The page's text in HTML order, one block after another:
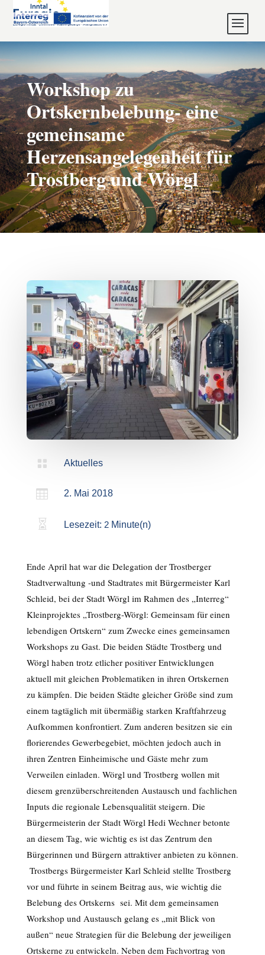
Workshop zu
Ortskernbelebung- eine
gemeinsame
Herzensangelegenheit für
Trostberg und Wörgl
 Aktuelles
 2. Mai 2018
 Lesezeit: 2 Minute(n)
Ende April hat war die Delegation der Trostberger
Stadtverwaltung -und Stadtrates mit Bürgermeister Karl
Schleid, bei der Stadt Wörgl im Rahmen des „Interreg“
Kleinprojektes „Trostberg-Wörgl: Gemeinsam für einen
lebendigen Ortskern“ zum Zwecke eines gemeinsamen
Workshops zu Gast. Die beiden Städte Trostberg und
Wörgl haben trotz etlicher positiver Entwicklungen
aktuell mit gleichen Problematiken in ihren Ortskernen
zu kämpfen. Die beiden Städte gleicher Größe sind zum
einem tagtäglich mit übermäßig starken Kraftfahrzeug
Aufkommen konfrontiert. Zum anderen besitzen sie ein
florierendes Gewerbegebiet, möchten jedoch auch in
ihren Zentren Einheimische und Gäste mehr zum
Verweilen einladen. Wörgl und Trostberg wollen mit
diesem grenzüberschreitenden Austausch und fachlichen
Inputs die regionale Lebensqualität steigern. Die
Bürgermeisterin der Stadt Wörgl Hedi Wechner betonte
an diesem Tag, wie wichtig es ist das Zentrum den
Bürgerinnen und Bürgern attraktiver anbieten zu können.
Trostbergs Bürgermeister Karl Schleid stellte Trostberg
vor und führte in seinem Beitrag aus, wie wichtig die
Belebung des Ortskerns sei. Mit dem gemeinsamen
Workshop und Austausch gelang es „mit Blick von
außen“ neue Strategien für die Belebung der jeweiligen
Ortskerne zu entwickeln. Neben dem Fachvortrag von